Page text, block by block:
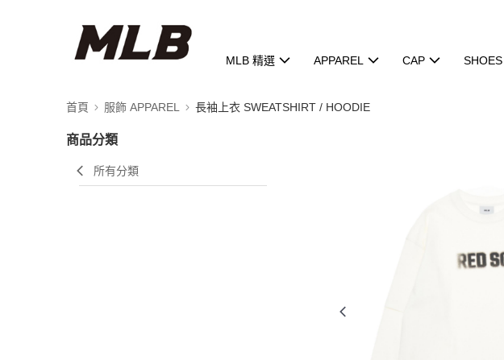
MLB 精選 APPAREL CAP SHOES
首頁 服飾 APPAREL 長袖上衣 SWEATSHIRT / HOODIE
商品分類
所有分類